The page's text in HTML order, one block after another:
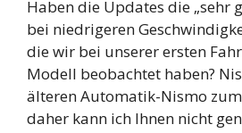
Haben die Updates die „sehr
bei niedrigeren
die wir bei unserer ersten
Modell beobachtet haben?
älteren Automatik-Nismo
daher kann ich Ihnen nicht